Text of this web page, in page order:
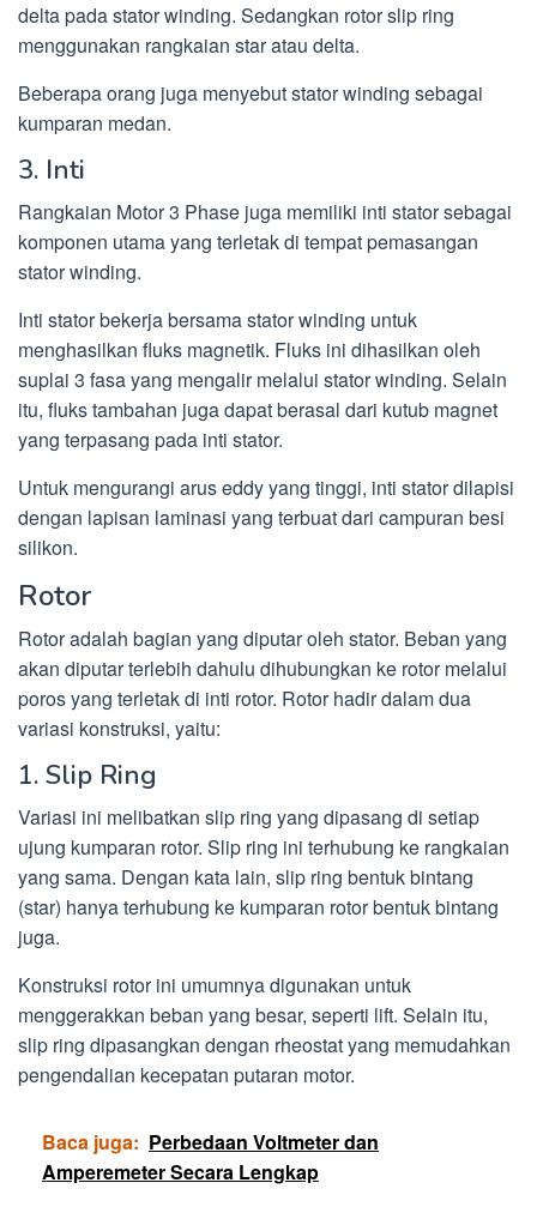
delta pada stator winding. Sedangkan rotor slip ring
menggunakan rangkaian star atau delta.
Beberapa orang juga menyebut stator winding sebagai
kumparan medan.
3. Inti
Rangkaian Motor 3 Phase juga memiliki inti stator sebagai
komponen utama yang terletak di tempat pemasangan
stator winding.
Inti stator bekerja bersama stator winding untuk
menghasilkan fluks magnetik. Fluks ini dihasilkan oleh
suplai 3 fasa yang mengalir melalui stator winding. Selain
itu, fluks tambahan juga dapat berasal dari kutub magnet
yang terpasang pada inti stator.
Untuk mengurangi arus eddy yang tinggi, inti stator dilapisi
dengan lapisan laminasi yang terbuat dari campuran besi
silikon.
Rotor
Rotor adalah bagian yang diputar oleh stator. Beban yang
akan diputar terlebih dahulu dihubungkan ke rotor melalui
poros yang terletak di inti rotor. Rotor hadir dalam dua
variasi konstruksi, yaitu:
1. Slip Ring
Variasi ini melibatkan slip ring yang dipasang di setiap
ujung kumparan rotor. Slip ring ini terhubung ke rangkaian
yang sama. Dengan kata lain, slip ring bentuk bintang
(star) hanya terhubung ke kumparan rotor bentuk bintang
juga.
Konstruksi rotor ini umumnya digunakan untuk
menggerakkan beban yang besar, seperti lift. Selain itu,
slip ring dipasangkan dengan rheostat yang memudahkan
pengendalian kecepatan putaran motor.
Baca juga: Perbedaan Voltmeter dan
Amperemeter Secara Lengkap